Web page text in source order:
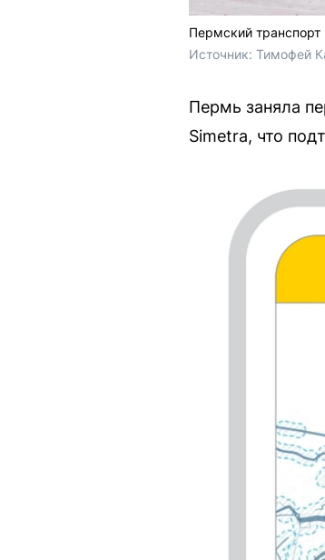
Пермский транспорт
Источник: Тимофей
Пермь заняла
Simetra, что